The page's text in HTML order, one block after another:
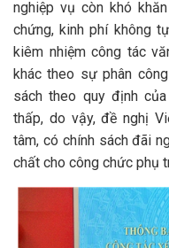
nghiệp vụ còn khó
chứng, kinh phí không
kiêm nhiệm công tác
khác theo sự phân
sách theo quy định
thấp, do vậy, đề nghị
tâm, có chính sách đãi
chất cho công chức phụ